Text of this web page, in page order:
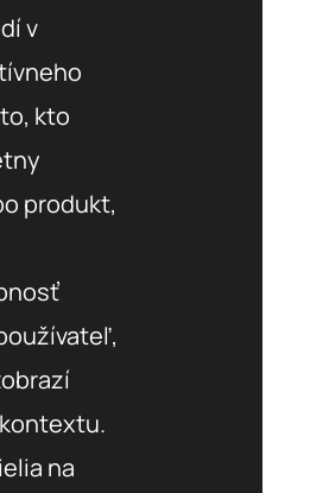
v
kto
produkt,
na